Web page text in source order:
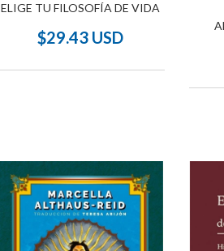
ELIGE TU FILOSOFÍA DE VIDA
$29.43 USD